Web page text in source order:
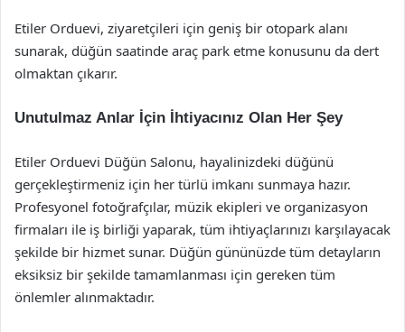
Etiler Orduevi, ziyaretçileri için geniş bir otopark alanı
sunarak, düğün saatinde araç park etme konusunu da dert
olmaktan çıkarır.
Unutulmaz Anlar İçin İhtiyacınız Olan Her Şey
Etiler Orduevi Düğün Salonu, hayalinizdeki düğünü
gerçekleştirmeniz için her türlü imkanı sunmaya hazır.
Profesyonel fotoğrafçılar, müzik ekipleri ve organizasyon
firmaları ile iş birliği yaparak, tüm ihtiyaçlarınızı karşılayacak
şekilde bir hizmet sunar. Düğün gününüzde tüm detayların
eksiksiz bir şekilde tamamlanması için gereken tüm
önlemler alınmaktadır.